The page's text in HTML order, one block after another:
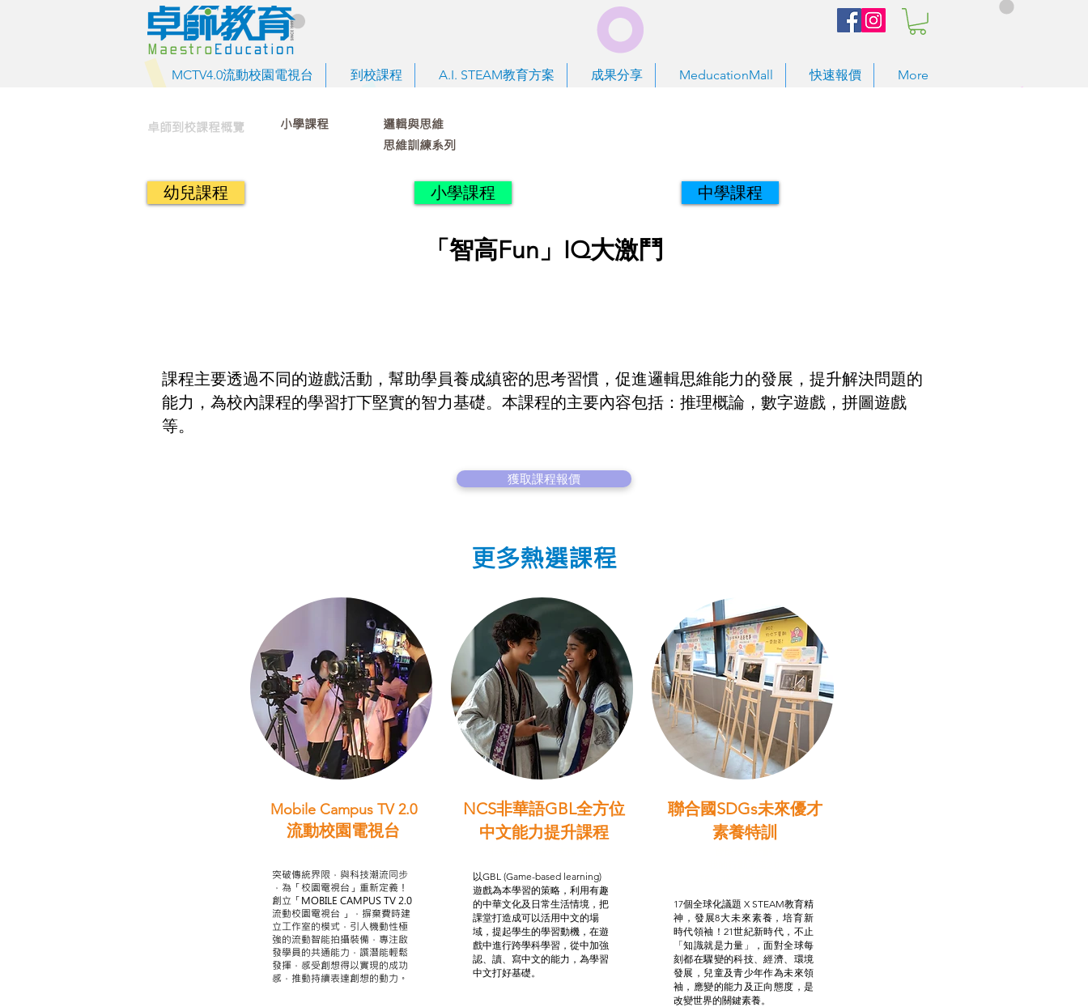
MCTV4.0流動校園電視台 到校課程 A.I. STEAM教育方案 成果分享 MeducationMall 快速報價 More
卓師到校課程概覽
小學課程
思維訓練系列
邏輯與思維
課程主要透過不同的遊戲活動，幫助學員養成縝密的思考習慣，促進邏輯思維能力的發展，提升解決問題的
能力，為校內課程的學習打下堅實的智力基礎。本課程的主要內容包括：推理概論，數字遊戲，拼圖遊戲
等。
獲取課程報價
幼兒課程 小學課程 中學課程
「智高Fun」IQ大激鬥
更多熱選課程
Mobile Campus TV 2.0
流動校園電視台
突破傳統界限，與科技潮流同步
，為「校園電視台」重新定義！
創立「MOBILE CAMPUS TV 2.0
流動校園電視台 」，摒棄費時建
立工作室的模式，引人機動性極
強的流動智能拍攝裝備，專注啟
發學員的共通能力，譔潛能輕鬆
發揮，感受創想得以實現的成功
感，推動持續表達創想的動力。
NCS非華語GBL全方位
中文能力提升課程
以GBL (Game-based learning)
遊戲為本學習的策略，利用有趣
的中華文化及日常生活情境，把
課堂打造成可以活用中文的場
域，提起學生的學習動機，在遊
戲中進行跨學科學習，從中加強
認、讀、寫中文的能力，為學習
中文打好基礎。
聯合國SDGs未來優才
素養特訓
17個全球化議題 X STEAM教育精
神，發展8大未來素養，培育新
時代領袖！21世紀新時代，不止
「知識就是力量」，面對全球每
刻都在驟變的科技、經濟、環境
發展，兒童及青少年作為未來領
袖，應變的能力及正向態度，是
改變世界的關鍵素養。